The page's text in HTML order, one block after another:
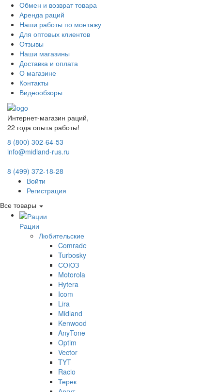
Обмен и возврат товара
Аренда раций
Наши работы по монтажу
Для оптовых клиентов
Отзывы
Наши магазины
Доставка и оплата
О магазине
Контакты
Видеообзоры
Интернет-магазин раций,
22 года опыта работы!
8 (800) 302-64-53
info@midland-rus.ru
8 (499) 372-18-28
Войти
Регистрация
Все товары
Рации
Любительские
Comrade
Turbosky
СОЮЗ
Motorola
Hytera
Icom
Lira
Midland
Kenwood
AnyTone
Optim
Vector
TYT
Racio
Терек